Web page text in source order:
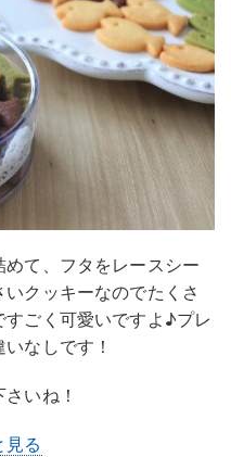
て、フタをレースシー
クッキーなのでたくさ
ごく可愛いですよ♪プレ
なしです！
いね！
見る